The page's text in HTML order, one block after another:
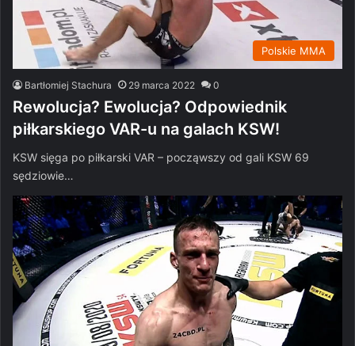
Polskie MMA
Bartłomiej Stachura 29 marca 2022 0
Rewolucja? Ewolucja? Odpowiednik
piłkarskiego VAR-u na galach KSW!
KSW sięga po piłkarski VAR – począwszy od gali KSW 69
sędziowie…